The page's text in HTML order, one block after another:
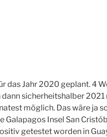
das Jahr 2020 geplant. 4
sicherheitshalber
möglich. Das wäre ja
Galapagos Insel San
getestet worden in